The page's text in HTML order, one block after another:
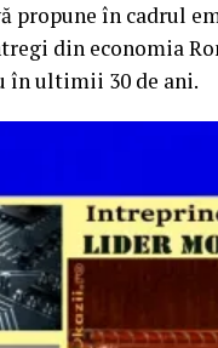
propune în cadrul
din economia
în ultimii 30 de ani.